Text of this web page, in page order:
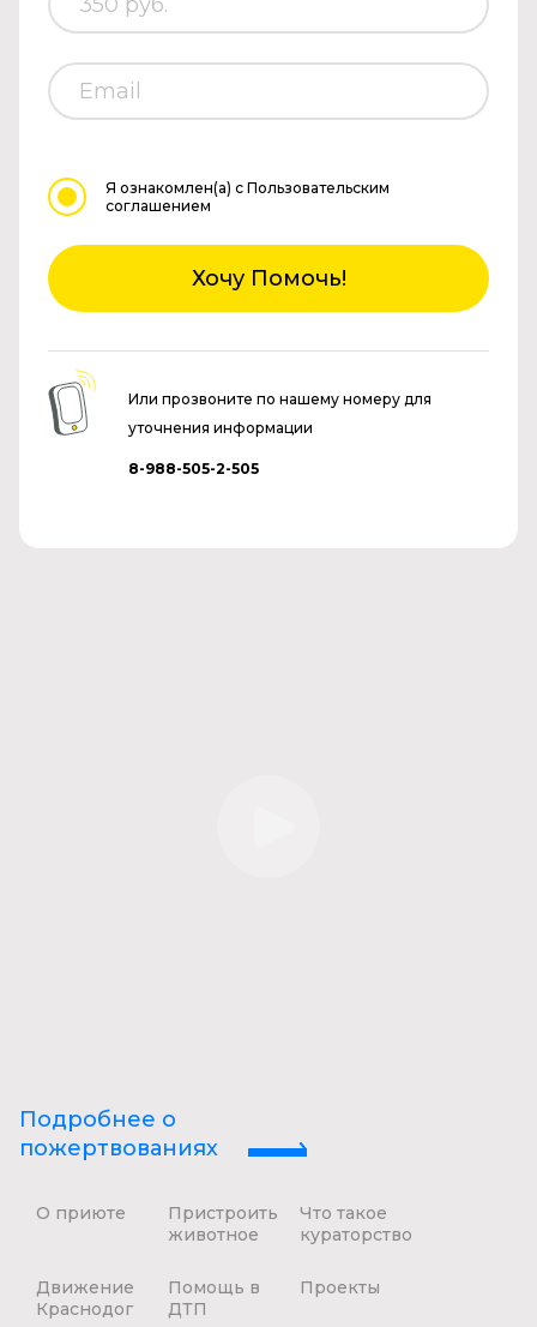
Я ознакомлен(а) с Пользовательским
соглашением
Хочу Помочь!
Или прозвоните по нашему номеру для
уточнения информации
8-988-505-2-505
Подробнее о
пожертвованиях
О приюте
Пристроить
животное
Что такое
кураторство
Движение
Краснодог
Помощь в
ДТП
Проекты